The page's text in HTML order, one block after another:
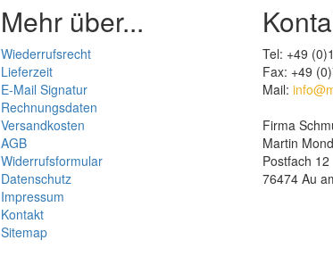
Mehr über...
Wiederrufsrecht
Lieferzeit
E-Mail Signatur
Rechnungsdaten
Versandkosten
AGB
Widerrufsformular
Datenschutz
Impressum
Kontakt
Sitemap
Tel: +49
Fax: +49
Mail:
Firma
Martin
Postfach 12
76474 Au